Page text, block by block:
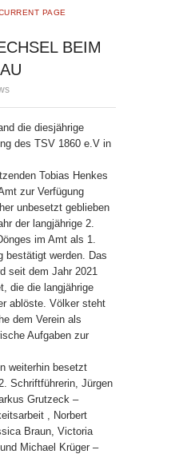
PAGE
BEIM
die diesjährige
des TSV 1860 e.V in
Tobias Henkes
zur Verfügung
unbesetzt geblieben
der langjährige 2.
im Amt als 1.
bestätigt werden. Das
seit dem Jahr 2021
die die langjährige
ablöste. Völker steht
dem Verein als
Aufgaben zur
weiterhin besetzt
Schriftführerin, Jürgen
Grutzeck –
, Norbert
Braun, Victoria
Michael Krüger –